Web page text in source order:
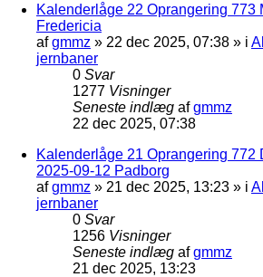
Kalenderlåge 22 Oprangering 773
Fredericia
afgmmz » 22 dec 2025, 07:38 » i
jernbaner
0 Svar
1277 Visninger
Seneste indlæg afgmmz
22 dec 2025, 07:38
Kalenderlåge 21 Oprangering 772
2025-09-12 Padborg
afgmmz » 21 dec 2025, 13:23 » i
jernbaner
0 Svar
1256 Visninger
Seneste indlæg afgmmz
21 dec 2025, 13:23